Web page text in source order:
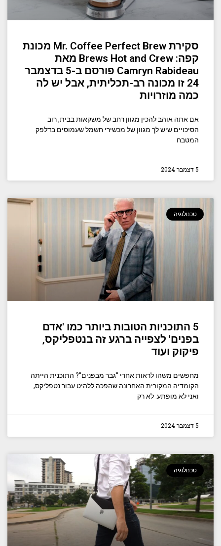
סקירת Mr. Coffee Perfect Brew מכונת
קפה: Brews Hot and Crew מאת
Camryn Rabideau פורסם ב-5 בדצמבר
24 זו מכונה רב-תכליתית, אבל יש לה
כמה מוזרויות
אם אתה אוהב להכין מגוון רחב של משקאות בבית, רוב
הסיכויים שיש לך מגוון של מכשירי חשמל שעמוסים בדלפק
המטבח
5 דצמבר 2024
טכנולוגיה
5 התוכניות הטובות ביותר כמו 'אדם
בפנים' לצפייה ברגע זה בנטפליקס,
פיקוק ועוד
מחפשים משהו לראות אחרי "גבר מבפנים"? התוכנית הייתה
הקומדיה המקורית האחרונה שהפכה ללהיט עבור נטפליקס,
ואני לא מופתע. לא רק
5 דצמבר 2024
טכנולוגיה